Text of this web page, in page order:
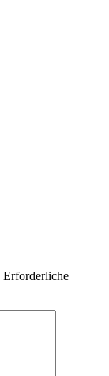
Erforderliche